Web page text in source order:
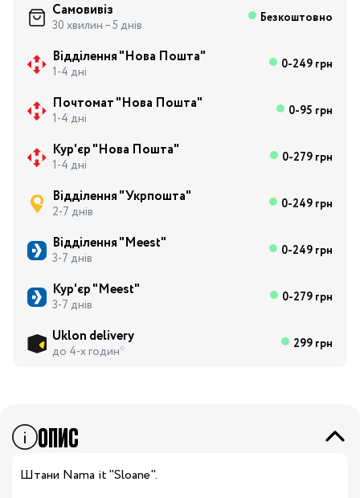
Самовивіз
30 хвилин – 5 днів Безкоштовно
Відділення "Нова Пошта"
1-4 дні 0-249 грн
Почтомат "Нова Пошта"
1-4 дні 0-95 грн
Кур'єр "Нова Пошта"
1-4 дні 0-279 грн
Відділення "Укрпошта"
2-7 днів 0-249 грн
Відділення "Meest"
3-7 днів 0-249 грн
Кур'єр "Meest"
3-7 днів 0-279 грн
Uklon delivery
до 4-х годин* 299 грн
ОПИС
Штани Nama it "Sloane".